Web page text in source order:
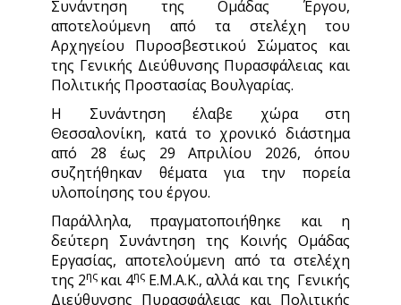
Συνάντηση της Ομάδας Έργου,
αποτελούμενη από τα στελέχη του
Αρχηγείου Πυροσβεστικού Σώματος και
της Γενικής Διεύθυνσης Πυρασφάλειας και
Πολιτικής Προστασίας Βουλγαρίας.
Η Συνάντηση έλαβε χώρα στη
Θεσσαλονίκη, κατά το χρονικό διάστημα
από 28 έως 29 Απριλίου 2026, όπου
συζητήθηκαν θέματα για την πορεία
υλοποίησης του έργου.
Παράλληλα, πραγματοποιήθηκε και η
δεύτερη Συνάντηση της Κοινής Ομάδας
Εργασίας, αποτελούμενη από τα στελέχη
της 2ης και 4ης Ε.Μ.Α.Κ., αλλά και της Γενικής
Διεύθυνσης Πυρασφάλειας και Πολιτικής